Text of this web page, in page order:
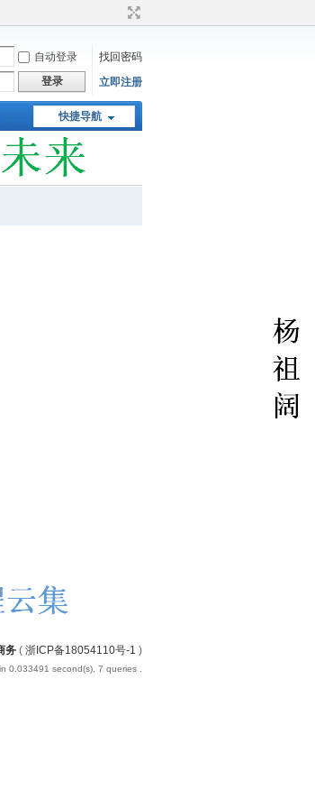
自动登录
找回密码
登录 立即注册
快捷导航
务 ( 浙ICP备18054110号-1 )
0.033491 second(s), 7 queries .